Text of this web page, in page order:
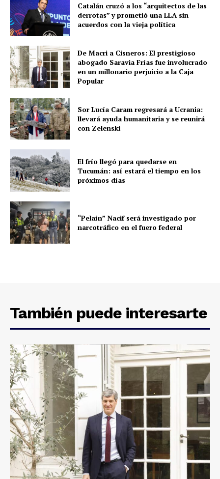
Catalán cruzó a los “arquitectos de las
derrotas” y prometió una LLA sin
acuerdos con la vieja política
De Macri a Cisneros: El prestigioso
abogado Saravia Frías fue involucrado
en un millonario perjuicio a la Caja
Popular
Sor Lucía Caram regresará a Ucrania:
llevará ayuda humanitaria y se reunirá
con Zelenski
El frío llegó para quedarse en
Tucumán: así estará el tiempo en los
próximos días
“Pelaín” Nacif será investigado por
narcotráfico en el fuero federal
También puede interesarte